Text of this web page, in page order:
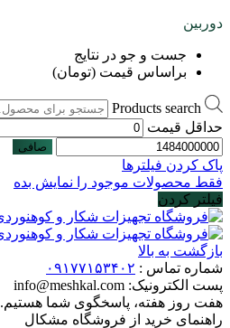
دوربین
جست و جو در نتایج
براساس قیمت (تومان)
Products search
حداقل قیمت
صافی
پاک کردن فیلترها
فقط محصولات موجود را نمایش بده
فیلتر کردن
بازگشت به بالا
شماره تماس : ۰۹۱۷۷۱۵۳۴۰۲
پست الکترونیک: info@meshkal.com
هفت روز هفته، پاسخگوی شما هستیم.
راهنمای خرید از فروشگاه مشکال